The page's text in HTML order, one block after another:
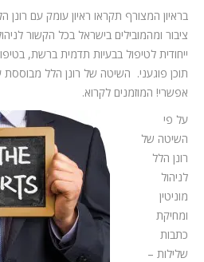
בראיון המצורף תקראו ראיון עומק עם
ציבור ומהמובילים בישראל בכל הקשור
ייחודית לטיפול בבעיות תדמית ברשת,
תוכן פוגעני. השיטה של רונן הלל מבוססת
אפשרי! המוזמנים לקרוא.
על פי
השיטה של
רונן הלל
לניהול
מוניטין
ומחיקת
כתבות
שלילות –